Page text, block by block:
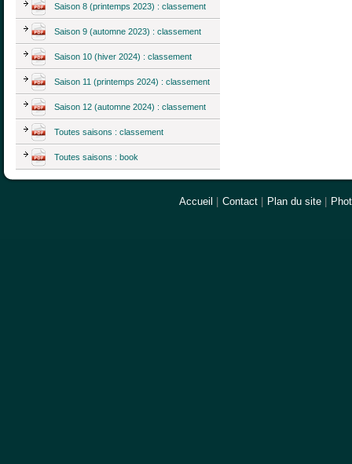
Saison 8 (printemps 2023) : classement
Saison 9 (automne 2023) : classement
Saison 10 (hiver 2024) : classement
Saison 11 (printemps 2024) : classement
Saison 12 (automne 2024) : classement
Toutes saisons : classement
Toutes saisons : book
Accueil | Contact | Plan du site |